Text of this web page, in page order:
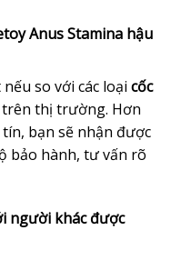
Anus Stamina hậu
so với các loại cốc
thị trường. Hơn
bạn sẽ nhận được
bảo hành, tư vấn rõ
người khác được